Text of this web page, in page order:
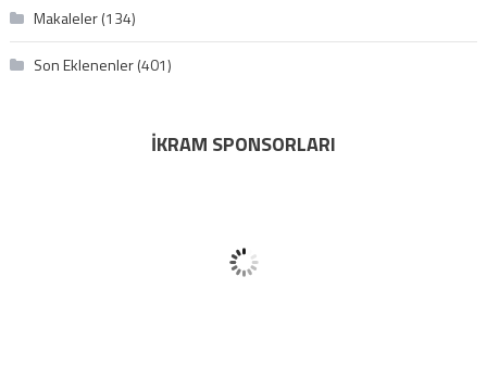
Makaleler(134)
Son Eklenenler(401)
İKRAM SPONSORLARI